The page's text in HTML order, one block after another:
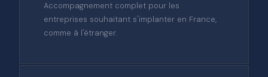
Accompagnement complet pour les
entreprises souhaitant s'implanter en France,
comme à l'étranger.